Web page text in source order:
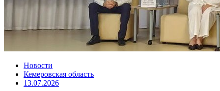
Новости
Кемеровская область
13.07.2026